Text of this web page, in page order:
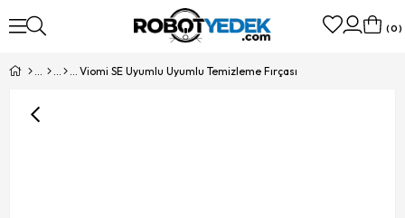
0
Viomi SE Uyumlu Uyumlu Temizleme Fırçası